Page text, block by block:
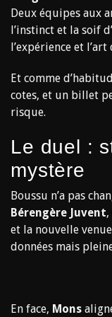
Deux équipes aux
l’instinct et la soif
l’expérience et
Et comme
cotes, et un billet
risque.
Le duel :
mystère
Boussu n’a pas
Bérengère Juvent,
et la nouvelle
données mais
En face, Mons